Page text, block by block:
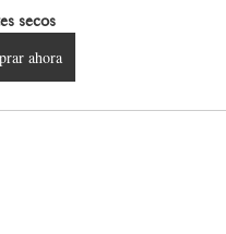
secos
ahora